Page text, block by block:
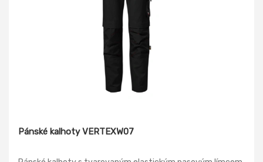
Pánské kalhoty VERTEXW07